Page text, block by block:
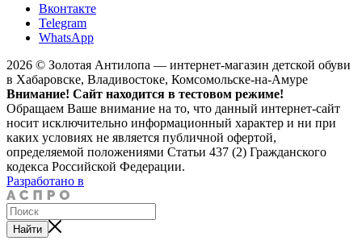
Вконтакте
Telegram
WhatsApp
2026 © Золотая Антилопа — интернет-магазин детской обуви
в Хабаровске, Владивостоке, Комсомольске-на-Амуре
Внимание! Сайт находится в тестовом режиме!
Обращаем Ваше внимание на то, что данный интернет-сайт
носит исключительно информационный характер и ни при
каких условиях не является публичной офертой,
определяемой положениями Статьи 437 (2) Гражданского
кодекса Российской Федерации.
Разработано в
Найти